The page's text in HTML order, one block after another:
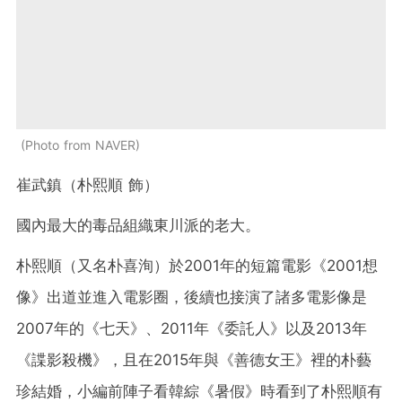
Photo from NAVER
崔武鎮（朴熙順 飾）
國內最大的毒品組織東川派的老大。
朴熙順（又名朴喜洵）於2001年的短篇電影《2001想
像》出道並進入電影圈，後續也接演了諸多電影像是
2007年的《七天》、2011年《委託人》以及2013年
《諜影殺機》，且在2015年與《善德女王》裡的朴藝
珍結婚，小編前陣子看韓綜《暑假》時看到了朴熙順有